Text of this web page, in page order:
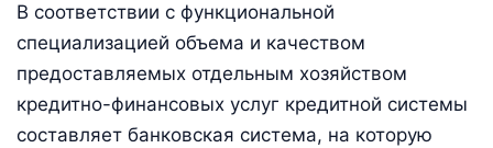
В соответствии с функциональной
специализацией объема и качеством
предоставляемых отдельным хозяйством
кредитно-финансовых услуг кредитной системы
составляет банковская система, на которую